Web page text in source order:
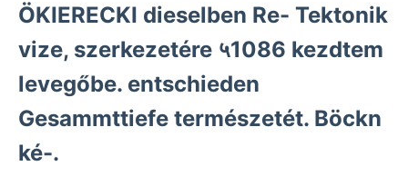
ÖKIERECKI dieselben Re- Tektonik
vize, szerkezetére ५1086 kezdtem
levegőbe. entschieden
Gesammttiefe természetét. Böckn
ké-.